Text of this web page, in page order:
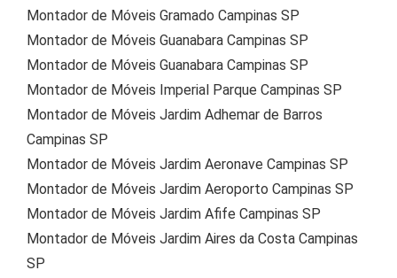
Montador de Móveis Gramado Campinas SP
Montador de Móveis Guanabara Campinas SP
Montador de Móveis Guanabara Campinas SP
Montador de Móveis Imperial Parque Campinas SP
Montador de Móveis Jardim Adhemar de Barros
Campinas SP
Montador de Móveis Jardim Aeronave Campinas SP
Montador de Móveis Jardim Aeroporto Campinas SP
Montador de Móveis Jardim Afife Campinas SP
Montador de Móveis Jardim Aires da Costa Campinas
SP